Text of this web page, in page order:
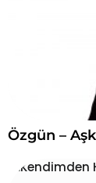
Özgün –